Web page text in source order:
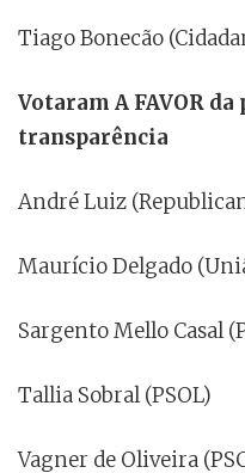
Tiago Bonecão
Votaram A FAVOR
transparência
André Luiz
Maurício Delgado
Sargento Mello Casal
Tallia Sobral (PSOL)
Vagner de Oliveira